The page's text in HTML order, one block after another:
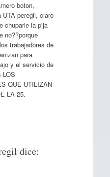
boton,
peregil, claro
chuparle la pija
no??porque
trabajadores de
para
y el servicio de
LOS
QUE UTILIZAN
LA 25.
dice: